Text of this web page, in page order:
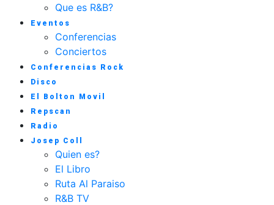
Que es R&B?
Eventos
Conferencias
Conciertos
Conferencias Rock
Disco
El Bolton Movil
Repscan
Radio
Josep Coll
Quien es?
El Libro
Ruta Al Paraiso
R&B TV